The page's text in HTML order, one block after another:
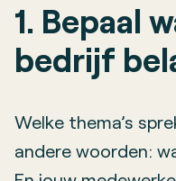
1. Bepaal
bedrijf
Welke thema’s
andere woorden: